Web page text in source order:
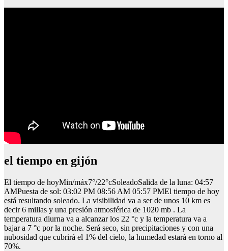
el tiempo en gijón
El tiempo de hoyMin/máx7°/22°cSoleadoSalida de la luna: 04:57
AMPuesta de sol: 03:02 PM 08:56 AM 05:57 PMEl tiempo de hoy
está resultando soleado. La visibilidad va a ser de unos 10 km es
decir 6 millas y una presión atmosférica de 1020 mb . La
temperatura diurna va a alcanzar los 22 °c y la temperatura va a
bajar a 7 °c por la noche. Será seco, sin precipitaciones y con una
nubosidad que cubrirá el 1% del cielo, la humedad estará en torno al
70%.